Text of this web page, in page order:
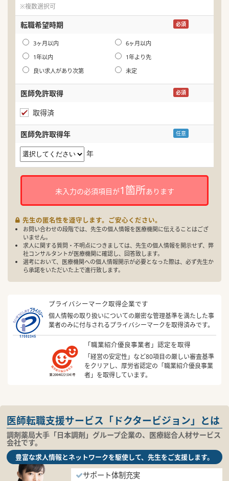
※複数選択可
転職希望時期 必須
3ヶ月以内
6ヶ月以内
1年以内
1年より先
良い求人があり次第
未定
医師免許取得 必須
取得済
医師免許取得年 任意
年
未入力の必須項目が1箇所あります
先生の匿名性を遵守します。ご安心ください。
お問い合わせの段階では、先生の個人情報を医療機関に伝えることはござ
いません。
求人に関する質問・不明点につきましては、先生の個人情報を開示せず、弊
社コンサルタントが医療機関に確認し、回答致します。
選考において、医療機関への個人情報開示が必要となった際は、必ず先生か
ら承諾をいただいた上で進行致します。
プライバシーマーク取得企業です
個人情報の取り扱いについての厳密な管理基準を満たした事
業者のみに付与されるプライバシーマークを取得済みです。
「職業紹介優良事業者」認定を取得
「経営の安定性」など80項目の厳しい審査基準
をクリアし、厚労省認定の「職業紹介優良事業
者」を取得しています。
医師転職支援サービス「ドクタービジョン」とは
調剤薬局大手「日本調剤」グループ企業の、医療総合人材サービス
会社です。
豊富な求人情報とネットワークを駆使して、先生をご支援します。
サポート体制充実